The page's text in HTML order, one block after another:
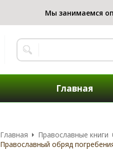
Главная
Главная Православные книги
Православный обряд